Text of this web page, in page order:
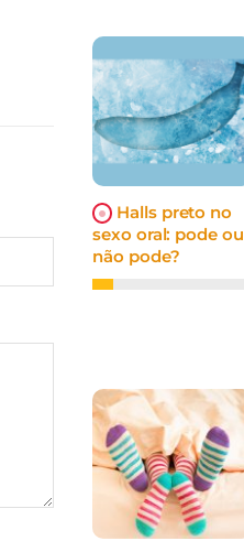
Halls preto no
sexo oral: pode ou
não pode?